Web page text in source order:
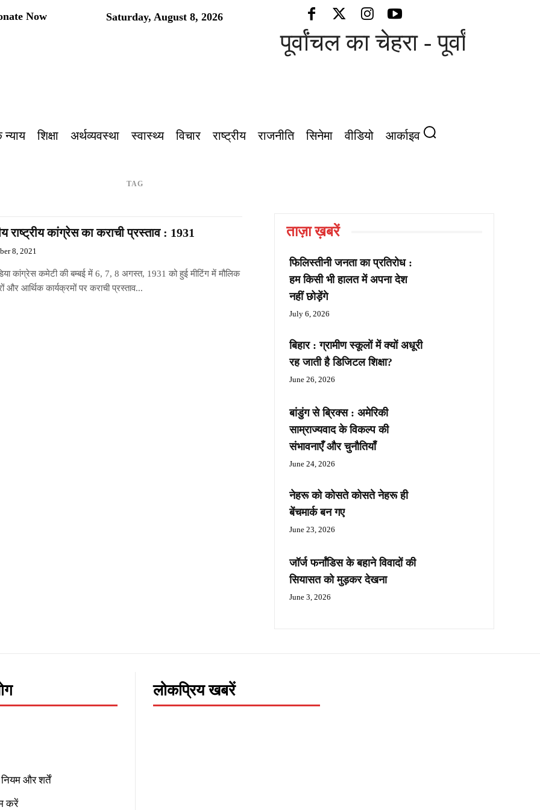
Saturday, August 8, 2026
Now
पूर्वांचल का चेहरा - पूर्वांचल की
शिक्षा अर्थव्यवस्था स्वास्थ्य विचार राष्ट्रीय राजनीति सिनेमा वीडियो आर्काइव
TAG
राष्ट्रीय कांग्रेस का कराची प्रस्ताव : 1931
8, 2021
कांग्रेस कमेटी की बम्बई में 6, 7, 8 अगस्त, 1931 को हुई मीटिंग में मौलिक
और आर्थिक कार्यक्रमों पर कराची प्रस्ताव...
ताज़ा ख़बरें
फिलिस्तीनी जनता का प्रतिरोध :
हम किसी भी हालत में अपना देश
नहीं छोड़ेंगे
July 6, 2026
बिहार : ग्रामीण स्कूलों में क्यों अधूरी
रह जाती है डिजिटल शिक्षा?
June 26, 2026
बांडुंग से ब्रिक्स : अमेरिकी
साम्राज्यवाद के विकल्प की
संभावनाएँ और चुनौतियाँ
June 24, 2026
नेहरू को कोसते कोसते नेहरू ही
बेंचमार्क बन गए
June 23, 2026
जॉर्ज फर्नांडिस के बहाने विवादों की
सियासत को मुड़कर देखना
June 3, 2026
नियम और शर्तें
करें
लोकप्रिय खबरें